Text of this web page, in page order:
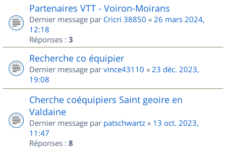
Partenaires VTT - Voiron-Moirans
Dernier message par Cricri 38850 « 26 mars 2024,
12:18
Réponses : 3
Recherche co équipier
Dernier message par vince43110 « 23 déc. 2023,
19:08
Cherche coéquipiers Saint geoire en
Valdaine
Dernier message par patschwartz « 13 oct. 2023,
11:47
Réponses : 8